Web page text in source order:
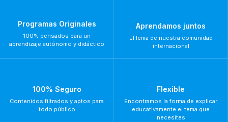
Programas Originales
100% pensados para un
aprendizaje autónomo y didáctico
Aprendamos juntos
El lema de nuestra comunidad
internacional
100% Seguro
Contenidos filtrados y aptos para
todo público
Flexible
Encontramos la forma de explicar
educativamente el tema que
necesites